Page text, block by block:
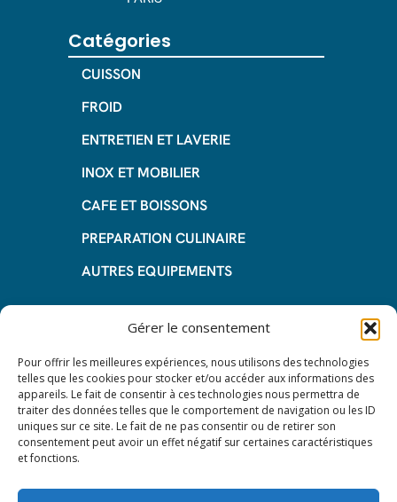
Gérer le consentement
Pour offrir les meilleures expériences, nous utilisons des technologies
telles que les cookies pour stocker et/ou accéder aux informations des
appareils. Le fait de consentir à ces technologies nous permettra de
traiter des données telles que le comportement de navigation ou les ID
uniques sur ce site. Le fait de ne pas consentir ou de retirer son
consentement peut avoir un effet négatif sur certaines caractéristiques
et fonctions.
Catégories
CUISSON
FROID
ENTRETIEN ET LAVERIE
INOX ET MOBILIER
CAFE ET BOISSONS
PREPARATION CULINAIRE
AUTRES EQUIPEMENTS
Informations
Questions fréquentes
Les avantages de la LOA
Les étapes du leasing de matériel
de restauration